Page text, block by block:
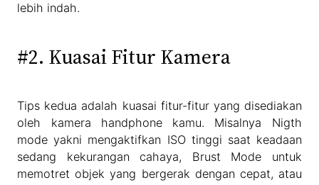
lebih indah.
#2. Kuasai Fitur Kamera
Tips kedua adalah kuasai fitur-fitur yang disediakan
oleh kamera handphone kamu. Misalnya Nigth
mode yakni mengaktifkan ISO tinggi saat keadaan
sedang kekurangan cahaya, Brust Mode untuk
memotret objek yang bergerak dengan cepat, atau